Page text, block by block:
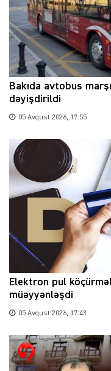
Bakıda avtobus
dəyişdirildi
05 Avqust 2026, 17:55
Elektron pul
müəyyənləşdi
05 Avqust 2026, 17:43